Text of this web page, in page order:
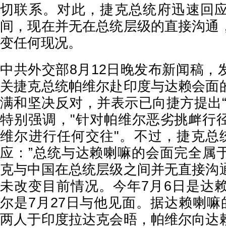
切联系。对此，捷克总统府迅速回
间，现在并无在总统层级的直接沟通
变任何现况。
中共外交部8月12日晚发布新闻稿，
关捷克总统帕维尔赴印度与达赖会面
满和坚决反对，并表示已向捷方提出
特别强调，"针对帕维尔恶劣挑衅行
维尔进行任何交往"。不过，捷克总
应：”总统与达赖喇嘛的会面完全属
克与中国在总统层级之间并无直接沟
未改变目前情况。今年7月6日是达
尔是7月27日与他见面。据达赖喇
两人于印度拉达克会晤，帕维尔向达